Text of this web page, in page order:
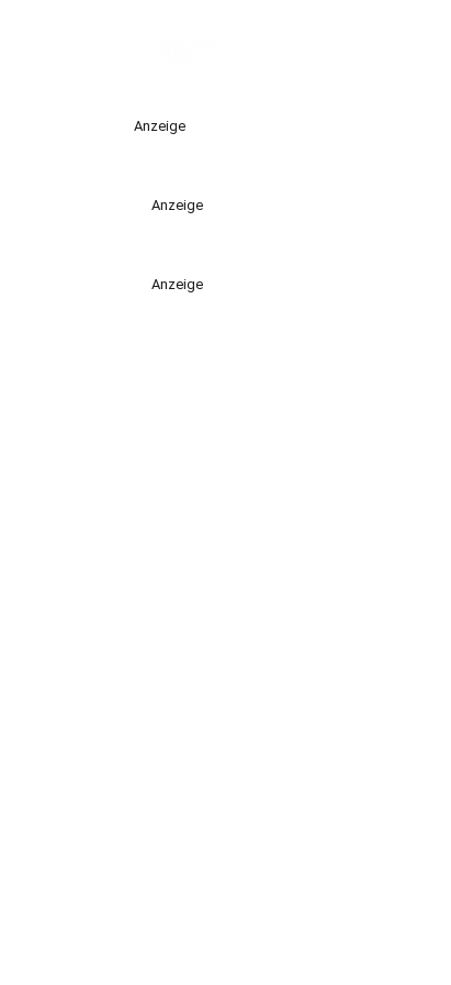
Anzeige
Anzeige
Anzeige